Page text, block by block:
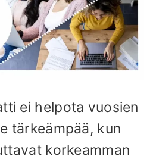
ei helpota vuosien
tärkeämpää, kun
korkeamman